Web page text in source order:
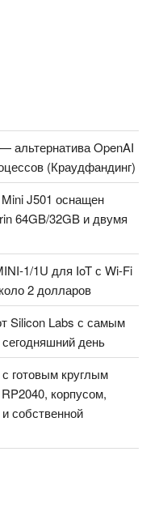
альтернатива OpenAI
(Краудфандинг)
J501 оснащен
64GB/32GB и двумя
1/1U для IoT с Wi-Fi
2 долларов
Silicon Labs с самым
день
готовым круглым
корпусом,
собственной